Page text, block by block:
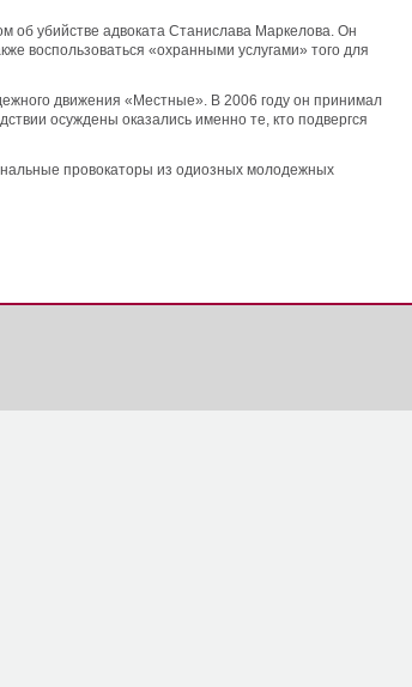
об убийстве адвоката Станислава Маркелова. Он
воспользоваться «охранными услугами» того для
движения «Местные». В 2006 году он принимал
осуждены оказались именно те, кто подвергся
провокаторы из одиозных молодежных